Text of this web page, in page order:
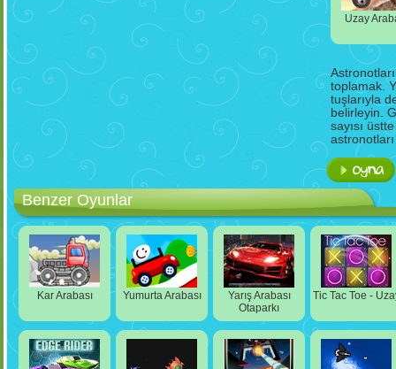
Uzay
toplamak.
tuşlarıyla
belirleyin.
sayısı
Benzer Oyunlar
Kar Arabası Yumurta Arabası
Yarış Arabası
Otaparkı
Tic Tac Toe -